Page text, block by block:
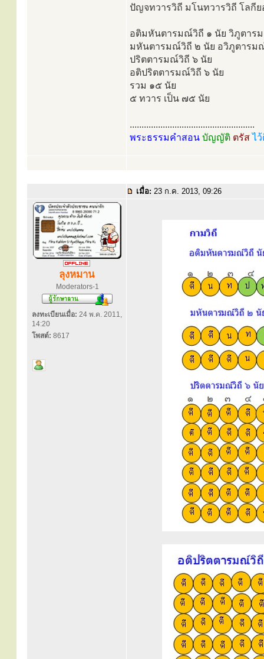
ปัญจทวารวิถี มโนทวารวิถี โลกี
อติมหันตารมณ์วิถี ๑ นัย วิภูตาร
มหันตารมณ์วิถี ๒ นัย อวิภูตารม
ปริตตารมณ์วิถี ๖ นัย
อติปริตตารมณ์วิถี ๖ นัย
รวม ๑๕ นัย
๕ ทวาร เป็น ๗๕ นัย
.....................................................
พระธรรมคำสอน บัญญัติ ตรัสไ
เมื่อ: 23 ก.ค. 2013, 09:26
ลุงหมาน
Moderators-1
ลงทะเบียนเมื่อ: 24 พ.ค. 2011,
14:20
โพสต์: 8617